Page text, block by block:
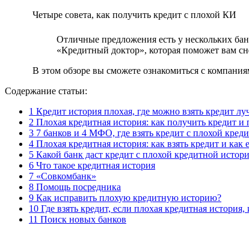
Четыре совета, как получить кредит с плохой КИ
Отличные предложения есть у нескольких
«Кредитный доктор», которая поможет вам
В этом обзоре вы сможете ознакомиться с
Содержание статьи:
1 Кредит история плохая, где можно взять кредит
2 Плохая кредитная история: как получить кредит
3 7 банков и 4 МФО, где взять кредит с плохой
4 Плохая кредитная история: как взять кредит и как
5 Какой банк даст кредит с плохой кредитной
6 Что такое кредитная история
7 «Совкомбанк»
8 Помощь посредника
9 Как исправить плохую кредитную историю?
10 Где взять кредит, если плохая кредитная
11 Поиск новых банков